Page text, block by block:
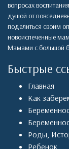
вопросах
душой от
поделиться своим
новоиспеченные
Мамами с большой
Быстрые
Главная
Как
Роды,
Ребенок